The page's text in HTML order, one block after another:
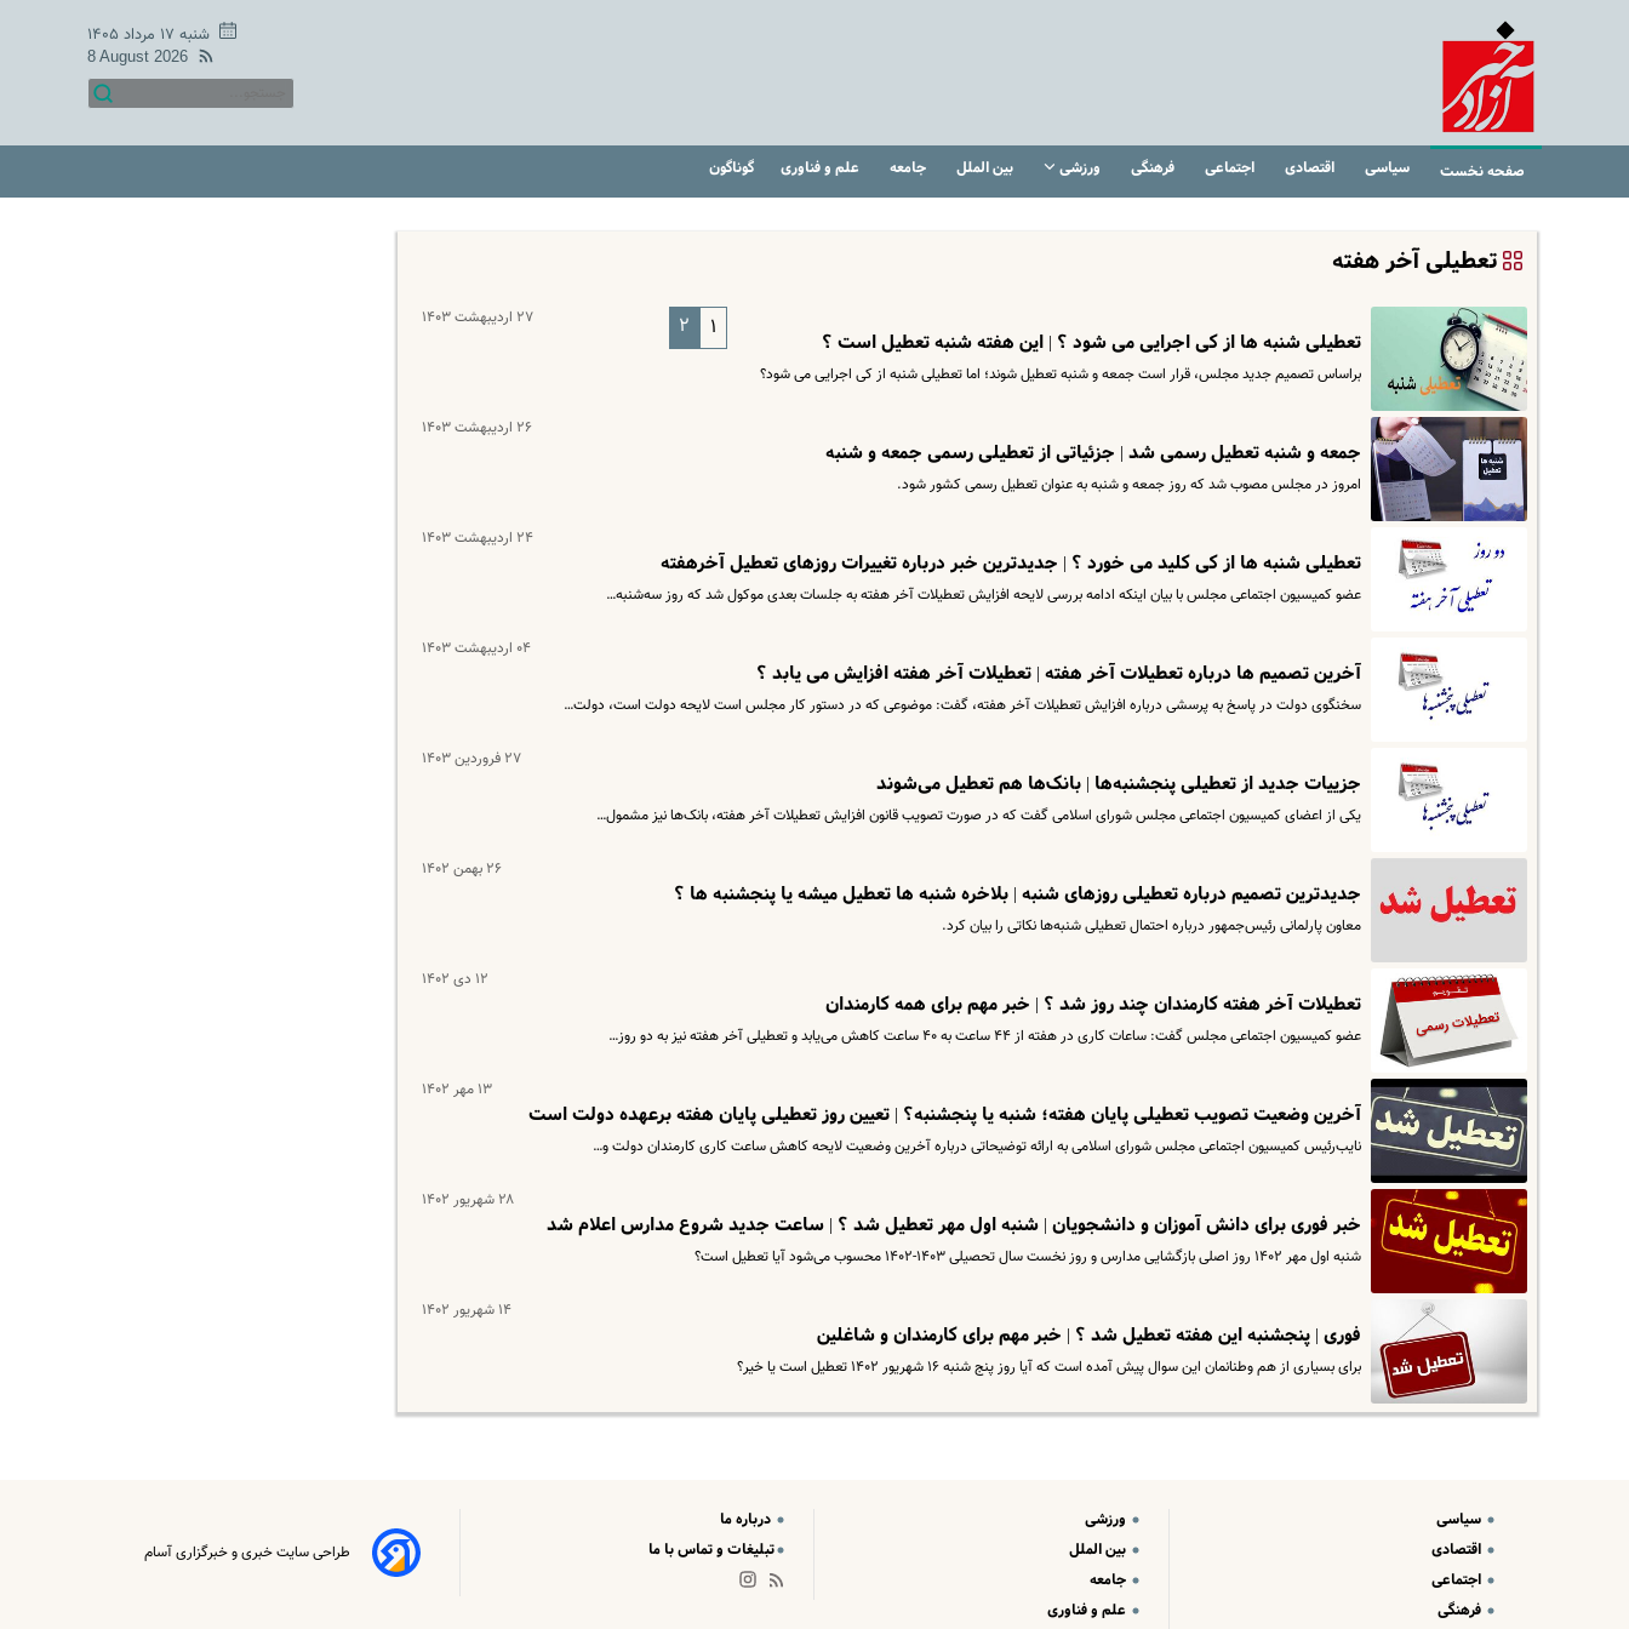
شنبه ۱۷ مرداد ۱۴۰۵
8 August 2026
صفحه نخست سیاسی اقتصادی اجتماعی فرهنگی ورزشی بین الملل جامعه علم و فناوری گوناگون
تعطیلی آخر هفته
۲۷ اردیبهشت ۱۴۰۳
تعطیلی شنبه ها از کی اجرایی می شود ؟ | این هفته شنبه تعطیل است ؟
براساس تصمیم جدید مجلس، قرار است جمعه و شنبه تعطیل شوند؛ اما تعطیلی شنبه از کی اجرایی می شود؟
۲۶ اردیبهشت ۱۴۰۳
جمعه و شنبه تعطیل رسمی شد | جزئیاتی از تعطیلی رسمی جمعه و شنبه
امروز در مجلس مصوب شد که روز جمعه و شنبه به عنوان تعطیل رسمی کشور شود.
۲۴ اردیبهشت ۱۴۰۳
تعطیلی شنبه ها از کی کلید می خورد ؟ | جدیدترین خبر درباره تغییرات روزهای تعطیل آخرهفته
عضو کمیسیون اجتماعی مجلس با بیان اینکه ادامه بررسی لایحه افزایش تعطیلات آخر هفته به جلسات بعدی موکول شد که روز سه‌شنبه…
۰۴ اردیبهشت ۱۴۰۳
آخرین تصمیم ها درباره تعطیلات آخر هفته | تعطیلات آخر هفته افزایش می یابد ؟
سخنگوی دولت در پاسخ به پرسشی درباره افزایش تعطیلات آخر هفته، گفت: موضوعی که در دستور کار مجلس است لایحه دولت است، دولت…
۲۷ فروردین ۱۴۰۳
جزییات جدید از تعطیلی پنجشنبه‌ها | بانک‌ها هم تعطیل می‌شوند
یکی از اعضای کمیسیون اجتماعی مجلس شورای اسلامی گفت که در صورت تصویب قانون افزایش تعطیلات آخر هفته، بانک‌ها نیز مشمول…
۲۶ بهمن ۱۴۰۲
جدیدترین تصمیم درباره تعطیلی روزهای شنبه‌ | بلاخره شنبه ها تعطیل میشه یا پنجشنبه ها ؟
معاون پارلمانی رئیس‌جمهور درباره احتمال تعطیلی شنبه‌ها نکاتی را بیان کرد.
۱۲ دی ۱۴۰۲
تعطیلات آخر هفته کارمندان چند روز شد ؟ | خبر مهم برای همه کارمندان
عضو کمیسیون اجتماعی مجلس گفت: ساعات کاری در هفته از ۴۴ ساعت به ۴۰ ساعت کاهش می‌یابد و تعطیلی آخر هفته نیز به دو روز…
۱۳ مهر ۱۴۰۲
آخرین وضعیت تصویب تعطیلی پایان هفته؛ شنبه یا پنجشنبه؟ | تعیین روز تعطیلی پایان هفته برعهده دولت است
نایب‌رئیس کمیسیون اجتماعی مجلس شورای اسلامی به ارائه توضیحاتی درباره آخرین وضعیت لایحه کاهش ساعت کاری کارمندان دولت و…
۲۸ شهریور ۱۴۰۲
خبر فوری برای دانش آموزان و دانشجویان | شنبه اول مهر تعطیل شد ؟ | ساعت جدید شروع مدارس اعلام شد
شنبه اول مهر ۱۴۰۲ روز اصلی بازگشایی مدارس و روز نخست سال تحصیلی ۱۴۰۳-۱۴۰۲ محسوب می‌شود آیا تعطیل است؟
۱۴ شهریور ۱۴۰۲
فوری | پنجشنبه این هفته تعطیل شد ؟ | خبر مهم برای کارمندان و شاغلین
برای بسیاری از هم وطنانمان این سوال پیش آمده است که آیا روز پنج شنبه ۱۶ شهریور ۱۴۰۲ تعطیل است یا خیر؟
۱ ۲
سیاسی
اقتصادی
اجتماعی
فرهنگی
ورزشی
بین الملل
جامعه
علم و فناوری
درباره ما
تبلیغات و تماس با ما
طراحی سایت خبری و خبرگزاری آسام